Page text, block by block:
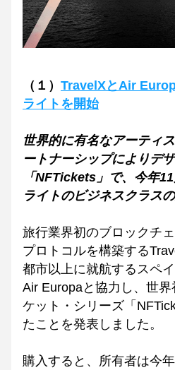
（１） TravelXとAir
ライトを開始
世界的に有名なアーティ
ートナーシップによりデ
「NFTickets」で、今年
ライトのビジネスクラス
旅行業界初のブロックチ
プロトコルを構築する
都市以上に就航するスペ
Air Europaと協力し、世
ケット・シリーズ「
たことを発表しました。
購入すると、所有者は今